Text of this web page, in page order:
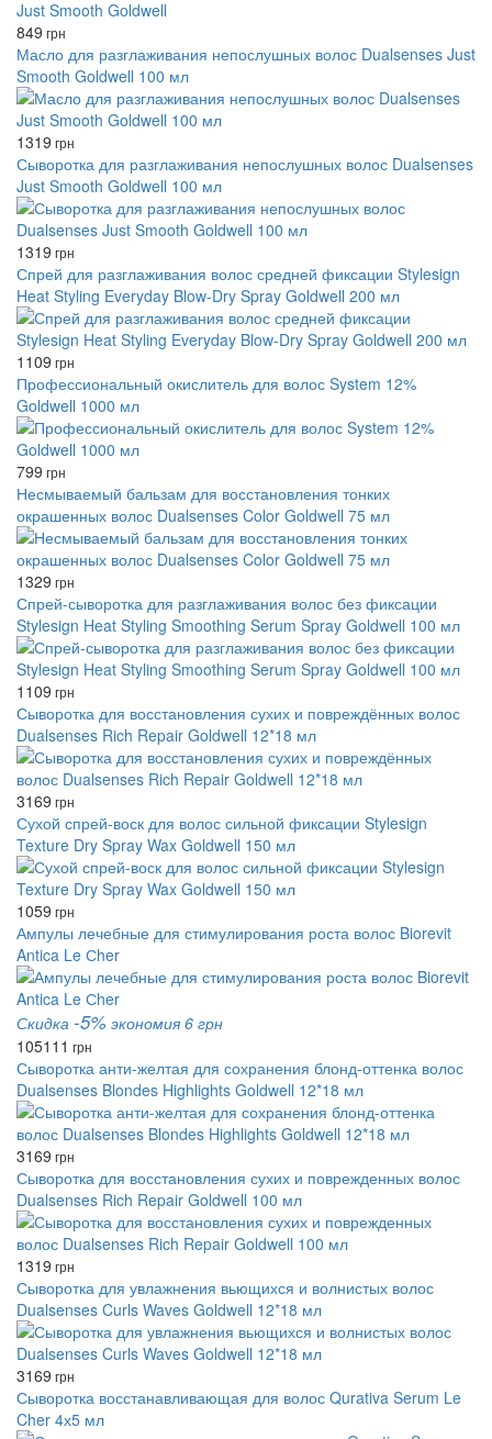
849 грн
Масло для разглаживания непослушных волос Dualsenses Just
Smooth Goldwell 100 мл
1319 грн
Сыворотка для разглаживания непослушных волос Dualsenses
Just Smooth Goldwell 100 мл
1319 грн
Спрей для разглаживания волос средней фиксации Stylesign
Heat Styling Everyday Blow-Dry Spray Goldwell 200 мл
1109 грн
Профессиональный окислитель для волос System 12%
Goldwell 1000 мл
799 грн
Несмываемый бальзам для восстановления тонких
окрашенных волос Dualsenses Color Goldwell 75 мл
1329 грн
Спрей-сыворотка для разглаживания волос без фиксации
Stylesign Heat Styling Smoothing Serum Spray Goldwell 100 мл
1109 грн
Сыворотка для восстановления сухих и повреждённых волос
Dualsenses Rich Repair Goldwell 12*18 мл
3169 грн
Сухой спрей-воск для волос сильной фиксации Stylesign
Texture Dry Spray Wax Goldwell 150 мл
1059 грн
Ампулы лечебные для стимулирования роста волос Biorevit
Antica Le Сher
Скидка -5% экономия 6 грн
105111 грн
Сыворотка анти-желтая для сохранения блонд-оттенка волос
Dualsenses Blondes Highlights Goldwell 12*18 мл
3169 грн
Сыворотка для восстановления сухих и поврежденных волос
Dualsenses Rich Repair Goldwell 100 мл
1319 грн
Сыворотка для увлажнения вьющихся и волнистых волос
Dualsenses Curls Waves Goldwell 12*18 мл
3169 грн
Сыворотка восстанавливающая для волос Qurativa Serum Le
Cher 4х5 мл